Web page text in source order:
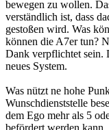
bewegen zu wollen.
verständlich ist, dass
gestoßen wird. Was
können die A7er tun?
Dank verpflichtet sein.
neues System.
Was nützt ne hohe
Wunschdienststelle
dem Ego mehr als 5
befördert werden